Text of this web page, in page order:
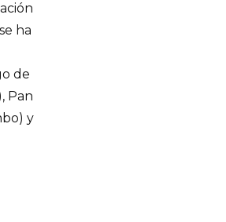
ha
de
Pan
y